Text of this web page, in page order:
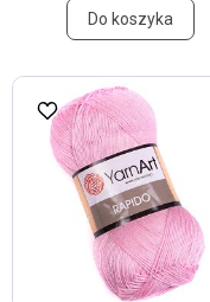
Do koszyka